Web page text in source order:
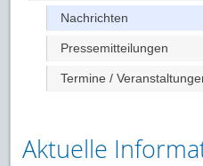
Nachrichten
Pressemitteilungen
Termine /
Aktuelle